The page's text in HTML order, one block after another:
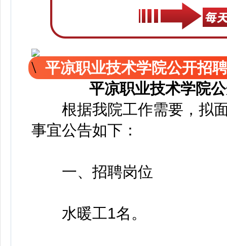
平凉职业技术学院公开招
平凉职业技术学院
根据我院工作需要，拟面
事宜公告如下：
一、招聘岗位
水暖工1名。